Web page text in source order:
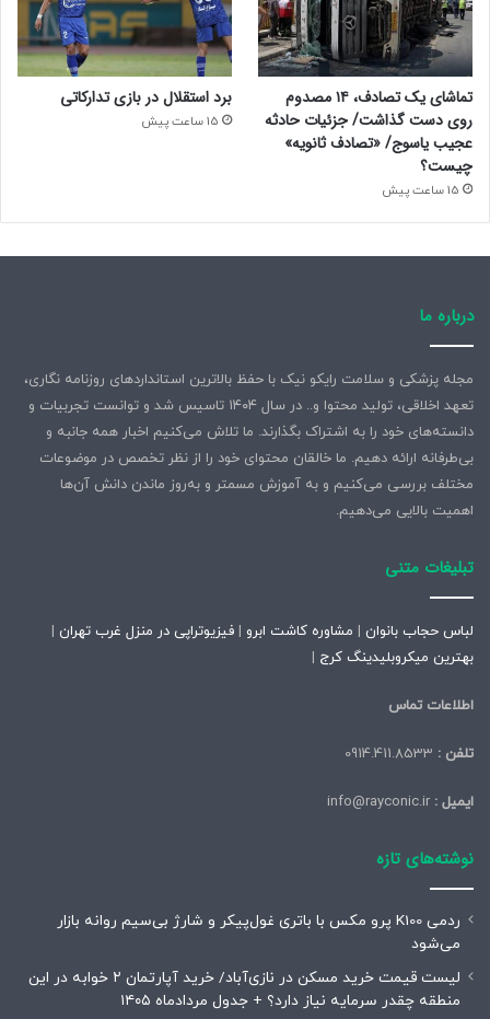
تماشای یک تصادف، ۱۴ مصدوم
روی دست گذاشت/ جزئیات حادثه
عجیب یاسوج/ «تصادف ثانویه»
چیست؟
15 ساعت پیش
برد استقلال در بازی تدارکاتی
15 ساعت پیش
درباره ما
مجله پزشکی و سلامت رایکو نیک با حفظ بالاترین استانداردهای روزنامه نگاری،
تعهد اخلاقی، تولید محتوا و.. در سال ۱۴۰۴ تاسیس شد و توانست تجربیات و
دانسته‌های خود را به اشتراک بگذارند. ما تلاش می‌کنیم اخبار همه جانبه و
بی‌طرفانه ارائه دهیم. ما خالقان محتوای خود را از نظر تخصص در موضوعات
مختلف بررسی می‌کنیم و به آموزش مسمتر و به‌روز ماندن دانش آن‌ها
اهمیت بالایی می‌دهیم.
تبلیغات متنی
لباس حجاب بانوان | مشاوره کاشت ابرو | فیزیوتراپی در منزل غرب تهران |
بهترین میکروبلیدینگ کرج |
اطلاعات تماس
تلفن :
ایمیل :
نوشته‌های تازه
ردمی K100 پرو مکس با باتری غول‌پیکر و شارژ بی‌سیم روانه بازار
می‌شود
لیست قیمت خرید مسکن در نازی‌آباد/ خرید آپارتمان ۲ خوابه در این
منطقه چقدر سرمایه نیاز دارد؟ + جدول مردادماه ۱۴۰۵